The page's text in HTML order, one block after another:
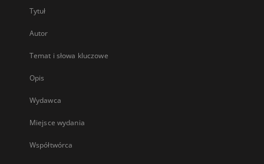
Tytuł
Autor
Temat i słowa kluczowe
Opis
Wydawca
Miejsce wydania
Współtwórca